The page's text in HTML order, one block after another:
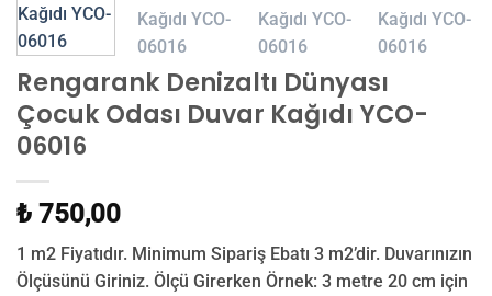
Rengarank Denizaltı Dünyası
Çocuk Odası Duvar Kağıdı YCO-
06016
₺ 750,00
1 m2 Fiyatıdır. Minimum Sipariş Ebatı 3 m2’dir. Duvarınızın
Ölçüsünü Giriniz. Ölçü Girerken Örnek: 3 metre 20 cm için